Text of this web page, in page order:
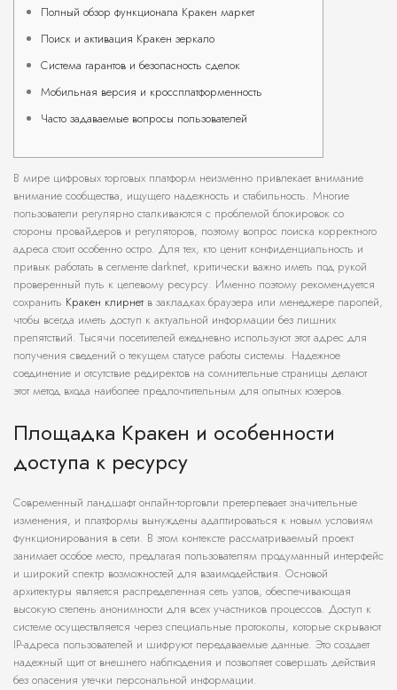
Полный обзор функционала Кракен маркет
Поиск и активация Кракен зеркало
Система гарантов и безопасность сделок
Мобильная версия и кроссплатформенность
Часто задаваемые вопросы пользователей
В мире цифровых торговых платформ неизменно привлекает внимание
внимание сообщества, ищущего надежность и стабильность. Многие
пользователи регулярно сталкиваются с проблемой блокировок со
стороны провайдеров и регуляторов, поэтому вопрос поиска корректного
адреса стоит особенно остро. Для тех, кто ценит конфиденциальность и
привык работать в сегменте darknet, критически важно иметь под рукой
проверенный путь к целевому ресурсу. Именно поэтому рекомендуется
сохранить Кракен клирнетв закладках браузера или менеджере паролей,
чтобы всегда иметь доступ к актуальной информации без лишних
препятствий. Тысячи посетителей ежедневно используют этот адрес для
получения сведений о текущем статусе работы системы. Надежное
соединение и отсутствие редиректов на сомнительные страницы делают
этот метод входа наиболее предпочтительным для опытных юзеров.
Площадка Кракен и особенности
доступа к ресурсу
Современный ландшафт онлайн-торговли претерпевает значительные
изменения, и платформы вынуждены адаптироваться к новым условиям
функционирования в сети. В этом контексте рассматриваемый проект
занимает особое место, предлагая пользователям продуманный интерфейс
и широкий спектр возможностей для взаимодействия. Основой
архитектуры является распределенная сеть узлов, обеспечивающая
высокую степень анонимности для всех участников процессов. Доступ к
системе осуществляется через специальные протоколы, которые скрывают
IP-адреса пользователей и шифруют передаваемые данные. Это создает
надежный щит от внешнего наблюдения и позволяет совершать действия
без опасения утечки персональной информации.